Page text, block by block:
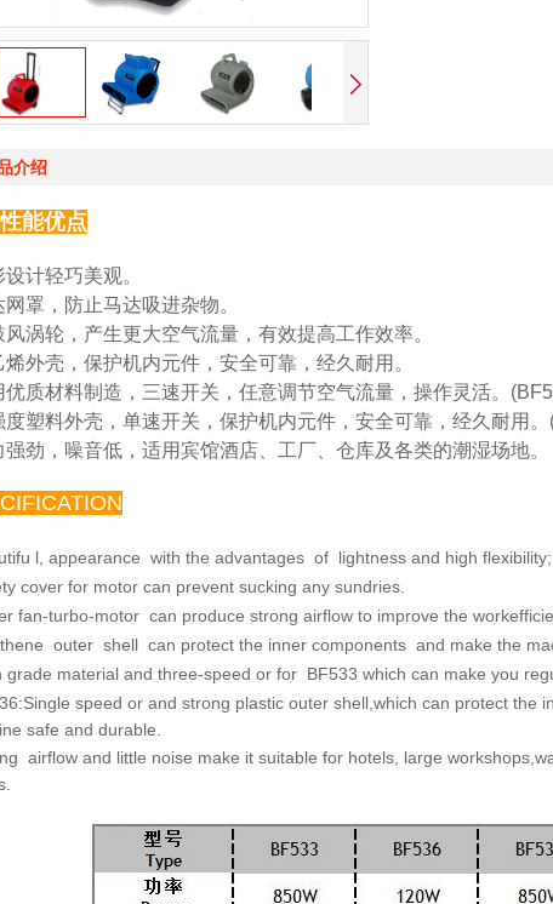
介绍
能优点
设计轻巧美观。
网罩，防止马达吸进杂物。
风涡轮，产生更大空气流量，有效提高工作效率。
烯外壳，保护机内元件，安全可靠，经久耐用。
优质材料制造，三速开关，任意调节空气流量，操作灵活。
度塑料外壳，单速开关，保护机内元件，安全可靠， 经久耐用
强劲，噪音低，适用宾馆酒店、工厂、仓库及各类的潮湿场地。
l, appearance with the advantages of lightness and high flexibility;
cover for motor can prevent sucking any sundries.
fan-turbo-motor can produce strong airflow to improve the
outer shell can protect the inner components and make the
grade material and three-speed or for BF533 which can make you
speed or and strong plastic outer shell,which can protect the
safe and durable.
airflow and little noise make it suitable for hotels, large